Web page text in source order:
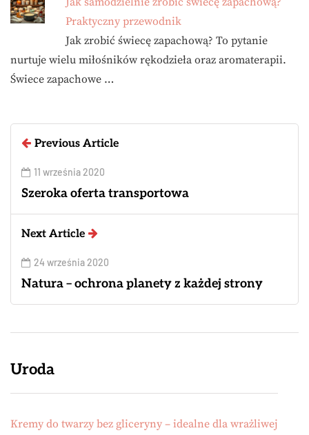
Praktyczny przewodnik
Jak zrobić świecę zapachową? To pytanie
nurtuje wielu miłośników rękodzieła oraz aromaterapii.
Świece zapachowe …
Previous Article
11 września 2020
Szeroka oferta transportowa
Next Article
24 września 2020
Natura – ochrona planety z każdej strony
Uroda
Kremy do twarzy bez gliceryny – idealne dla wrażliwej